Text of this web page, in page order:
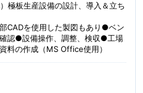
極板生産設備の設計、導入＆立ち
CADを使用した製図もあり●ベン
認●設備操作、調整、検収●工場
料の作成（MS Office使用）